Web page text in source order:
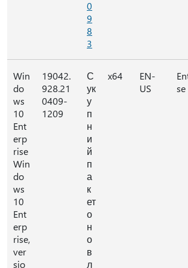
0
9
8
3
Win
do
ws
10
Ent
erp
rise
Win
do
ws
10
Ent
erp
rise,
ver
sio
19042.
928.21
0409-
1209
С
ук
у
п
н
и
й
п
а
к
ет
о
н
о
в
л
x64
EN-
US
se